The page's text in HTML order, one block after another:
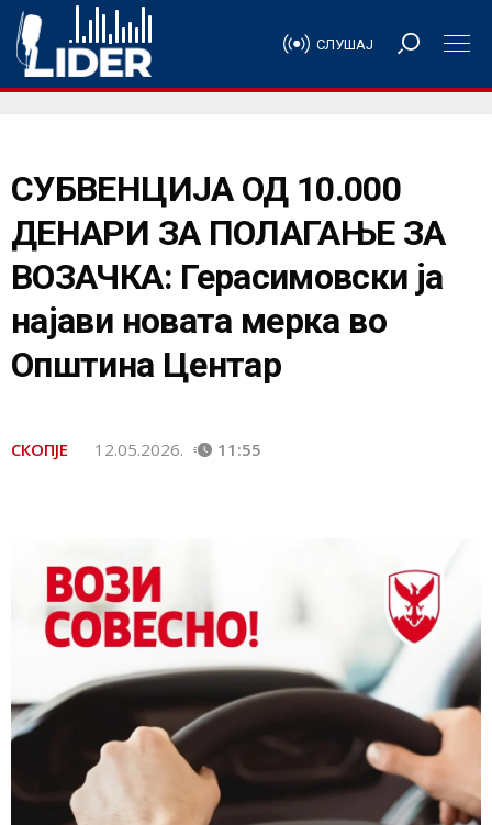
СЛУШАЈ
СУБВЕНЦИЈА ОД 10.000
ДЕНАРИ ЗА ПОЛАГАЊЕ ЗА
ВОЗАЧКА: Герасимовски ја
најави новата мерка во
Општина Центар
СКОПЈЕ 12.05.2026. 11:55